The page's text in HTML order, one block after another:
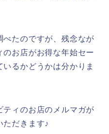
べたのですが、残念なが
のお店がお得な年始セー
るかどうかは分かりま
ティのお店のメルマガが
ただきます♪